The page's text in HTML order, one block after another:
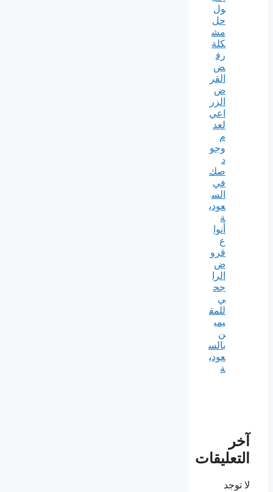
ول
حل
مش
كلة
رف
ض
القر
ض
الزر
اعي
لعد
م
وجو
د
صك
في
الس
عودي
ة
أنوا
ع
قرو
ض
الرا
جح
ي
للمق
يمي
ن
بالس
عودي
ة
آخر
التعليقات
لا توجد